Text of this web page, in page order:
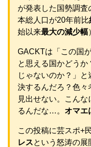
にガル民騒然ｗｗｗ
【続報】三山凌輝、
ガル民「自業自得」大
元AKB社長、22億円
パチンコ京楽産業に譲
元AKB社長、22億円
パチンコ京楽産業に譲
が発表した国勢調査
本総人口が20年前比
始以来最大の減少幅
GACKTは「この国
と思える国かどうか
じゃないのか？」
決するんだろ？色々
見出せない。こん
るんだな…。 オマエ
この投稿に芸スポ+
レスという怒涛の展